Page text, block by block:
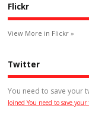
Flickr
View More in Flickr »
Twitter
You need to save your
Joined You need to save